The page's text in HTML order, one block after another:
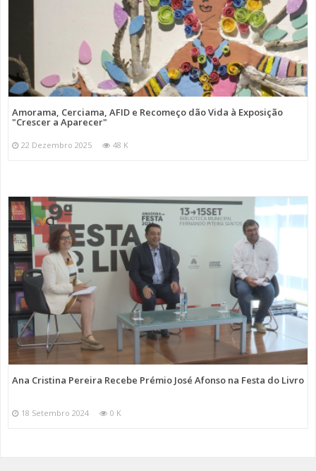
Amorama, Cerciama, AFID e Recomeço dão Vida à Exposição
"Crescer a Aparecer"
22 Dezembro 2025 48 K
Ana Cristina Pereira Recebe Prémio José Afonso na Festa do Livro
18 Setembro 2024 0 K